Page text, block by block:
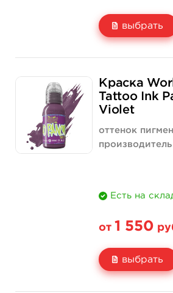
выбрать
Количество
850 руб.
купить
Краска
Tattoo Ink
Violet
оттенок
производитель
Есть на
от 1 550
выбрать